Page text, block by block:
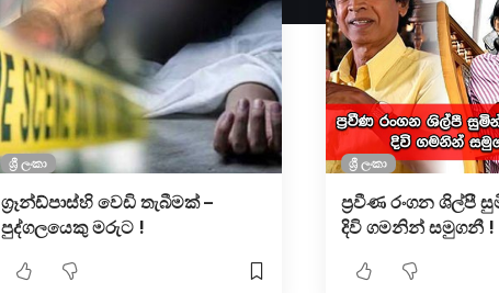
ශ්‍රී ලංකා
ග්‍රෑන්ඩ්පාස්හි වෙඩි තැබීමක් –
පුද්ගලයෙකු මරුට !
ශ්‍රී ලංකා
ප්‍රවීණ රංගන ශිල්පී
දිවි ගමනින් සමුගනී !